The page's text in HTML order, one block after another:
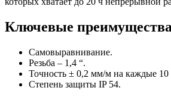
Ключевые
Самовыравнивание.
Резьба – 1,4 “.
Точность ± 0,2 мм/м на каждые 10
Степень защиты IP 54.